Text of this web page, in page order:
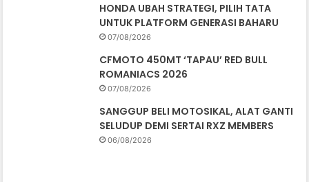
HONDA UBAH STRATEGI, PILIH TATA
UNTUK PLATFORM GENERASI BAHARU
07/08/2026
CFMOTO 450MT ‘TAPAU’ RED BULL
ROMANIACS 2026
07/08/2026
SANGGUP BELI MOTOSIKAL, ALAT GANTI
SELUDUP DEMI SERTAI RXZ MEMBERS
06/08/2026